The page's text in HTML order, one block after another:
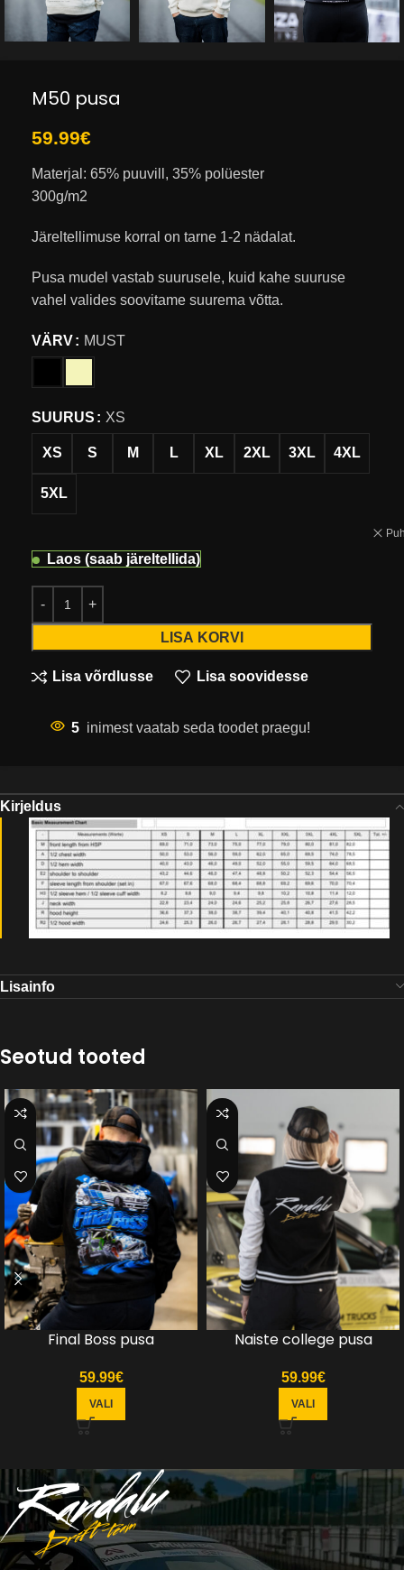
M50 pusa
59.99€
Materjal: 65% puuvill, 35% polüester
300g/m2
Järeltellimuse korral on tarne 1-2 nädalat.
Pusa mudel vastab suurusele, kuid kahe suuruse
vahel valides soovitame suurema võtta.
VÄRV MUST
SUURUS XS
XS S M L XL 2XL 3XL 4XL
5XL
Laos (saab järeltellida)
LISA KORVI
Lisa võrdlusse Lisa soovidesse
5 inimest vaatab seda toodet praegu!
Kirjeldus
Lisainfo
Seotud tooted
Final Boss pusa
59.99€
VALI
Naiste college pusa
59.99€
VALI